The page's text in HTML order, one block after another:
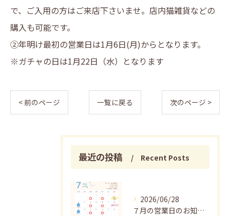
で、ご入用の方はご来店下さいませ。店内猫雑貨などの
購入も可能です。
②年明け最初の営業日は1月6日(月)からとなります。
※ガチャの日は1月22日（水）となります
< 前のページ 一覧に戻る 次のページ >
最近の投稿 Recent Posts
2026/06/28
７月の営業日のお知らせ